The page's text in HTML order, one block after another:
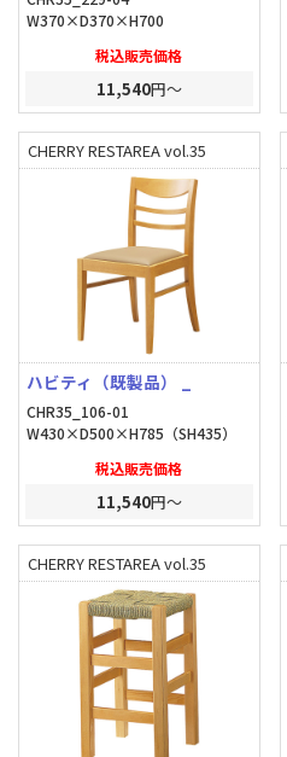
W370×D370×H700
税込販売価格
11,540円～
CHERRY RESTAREA vol.35
ハビティ（既製品） _
CHR35_106-01
W430×D500×H785（SH435）
税込販売価格
11,540円～
CHERRY RESTAREA vol.35